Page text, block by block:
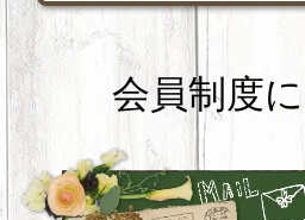
会員制度